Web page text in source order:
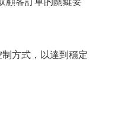
方式，以達到穩定